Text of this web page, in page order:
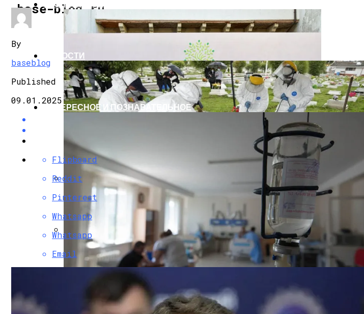
base-blog.ru
ЭКОНОМИКА И ПОЛИТИКА
G7 Договорились Регулировать Искусственный Интеллект
НОВОСТИ
Коронавирус В США Оказался Смертоноснее «испанки» 1918 Года
ИНТЕРЕСНОЕ И ПОЗНАВАТЕЛЬНОЕ
В Днепре Произошло Массовое Отравление
By
baseblog
Published
09.01.2025
Flipboard
Reddit
Pinterest
Whatsapp
Whatsapp
Email